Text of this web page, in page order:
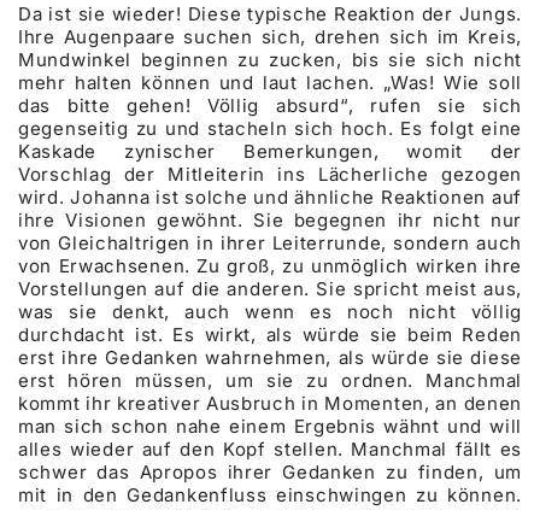
Da ist sie wieder! Diese typische Reaktion der Jungs.
Ihre Augenpaare suchen sich, drehen sich im Kreis,
Mundwinkel beginnen zu zucken, bis sie sich nicht
mehr halten können und laut lachen. „Was! Wie soll
das bitte gehen! Völlig absurd“, rufen sie sich
gegenseitig zu und stacheln sich hoch. Es folgt eine
Kaskade zynischer Bemerkungen, womit der
Vorschlag der Mitleiterin ins Lächerliche gezogen
wird. Johanna ist solche und ähnliche Reaktionen auf
ihre Visionen gewöhnt. Sie begegnen ihr nicht nur
von Gleichaltrigen in ihrer Leiterrunde, sondern auch
von Erwachsenen. Zu groß, zu unmöglich wirken ihre
Vorstellungen auf die anderen. Sie spricht meist aus,
was sie denkt, auch wenn es noch nicht völlig
durchdacht ist. Es wirkt, als würde sie beim Reden
erst ihre Gedanken wahrnehmen, als würde sie diese
erst hören müssen, um sie zu ordnen. Manchmal
kommt ihr kreativer Ausbruch in Momenten, an denen
man sich schon nahe einem Ergebnis wähnt und will
alles wieder auf den Kopf stellen. Manchmal fällt es
schwer das Apropos ihrer Gedanken zu finden, um
mit in den Gedankenfluss einschwingen zu können.